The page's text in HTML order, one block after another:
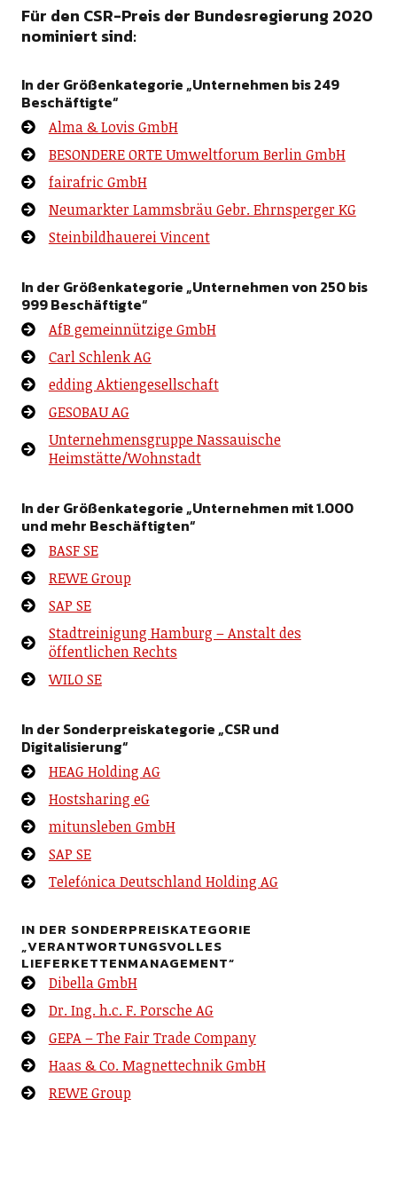
Für den CSR-Preis der Bundesregierung 2020
nominiert sind:
In der Größenkategorie „Unternehmen bis 249
Beschäftigte“
Alma & Lovis GmbH
BESONDERE ORTE Umweltforum Berlin GmbH
fairafric GmbH
Neumarkter Lammsbräu Gebr. Ehrnsperger KG
Steinbildhauerei Vincent
In der Größenkategorie „Unternehmen von 250 bis
999 Beschäftigte“
AfB gemeinnützige GmbH
Carl Schlenk AG
edding Aktiengesellschaft
GESOBAU AG
Unternehmensgruppe Nassauische
Heimstätte/Wohnstadt
In der Größenkategorie „Unternehmen mit 1.000
und mehr Beschäftigten“
BASF SE
REWE Group
SAP SE
Stadtreinigung Hamburg – Anstalt des
öffentlichen Rechts
WILO SE
In der Sonderpreiskategorie „CSR und
Digitalisierung“
HEAG Holding AG
Hostsharing eG
mitunsleben GmbH
SAP SE
Telefόnica Deutschland Holding AG
IN DER SONDERPREISKATEGORIE
„VERANTWORTUNGSVOLLES
LIEFERKETTENMANAGEMENT“
Dibella GmbH
Dr. Ing. h.c. F. Porsche AG
GEPA – The Fair Trade Company
Haas & Co. Magnettechnik GmbH
REWE Group